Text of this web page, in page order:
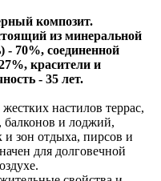
композит.
из минеральной
70%, соединенной
красители и
- 35 лет.
настилов террас,
балконов и лоджий,
зон отдыха, пирсов и
для долговечной